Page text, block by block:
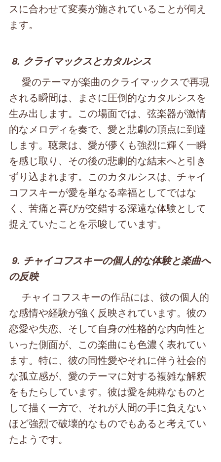
スに合わせて変奏が施されていることが伺え
ます。
8. クライマックスとカタルシス
愛のテーマが楽曲のクライマックスで再現
される瞬間は、まさに圧倒的なカタルシスを
生み出します。この場面では、弦楽器が激情
的なメロディを奏で、愛と悲劇の頂点に到達
します。聴衆は、愛が儚くも強烈に輝く一瞬
を感じ取り、その後の悲劇的な結末へと引き
ずり込まれます。このカタルシスは、チャイ
コフスキーが愛を単なる幸福としてではな
く、苦痛と喜びが交錯する深遠な体験として
捉えていたことを示唆しています。
9. チャイコフスキーの個人的な体験と楽曲へ
の反映
チャイコフスキーの作品には、彼の個人的
な感情や経験が強く反映されています。彼の
恋愛や失恋、そして自身の性格的な内向性と
いった側面が、この楽曲にも色濃く表れてい
ます。特に、彼の同性愛やそれに伴う社会的
な孤立感が、愛のテーマに対する複雑な解釈
をもたらしています。彼は愛を純粋なものと
して描く一方で、それが人間の手に負えない
ほど強烈で破壊的なものでもあると考えてい
たようです。